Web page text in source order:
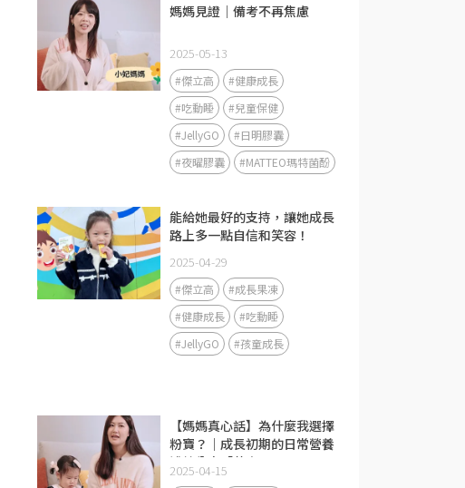
媽媽見證｜備考不再焦慮
2025-05-13
#傑立高
#健康成長
#吃動睡
#兒童保健
#JellyGO
#日明膠囊
#夜曜膠囊
#MATTEO瑪特菌酚
能給她最好的支持，讓她成長
路上多一點自信和笑容！
2025-04-29
#傑立高
#成長果凍
#健康成長
#吃動睡
#JellyGO
#孩童成長
【媽媽真心話】為什麼我選擇
粉寶？｜成長初期的日常營養
補給分享「黃金1000天」是
免疫力發展的關鍵期❤️
2025-04-15